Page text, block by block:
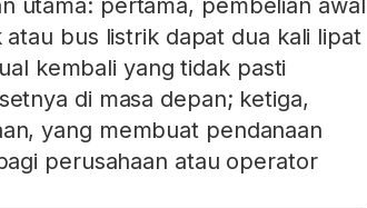
utama: pertama, pembelian awal
bus listrik dapat dua kali lipat
kembali yang tidak pasti
di masa depan; ketiga,
yang membuat pendanaan
perusahaan atau operator